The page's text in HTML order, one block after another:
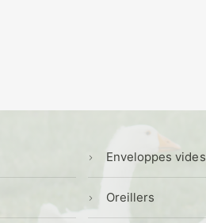
Enveloppes vides
Oreillers